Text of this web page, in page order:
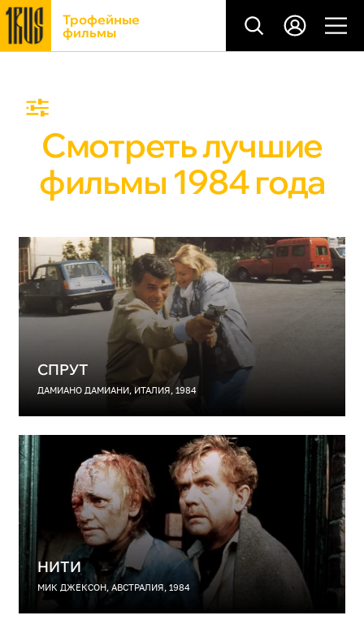
Трофейные
фильмы
Смотреть лучшие
фильмы 1984 года
СПРУТ
ДАМИАНО ДАМИАНИ, ИТАЛИЯ, 1984
НИТИ
МИК ДЖЕКСОН, АВСТРАЛИЯ, 1984